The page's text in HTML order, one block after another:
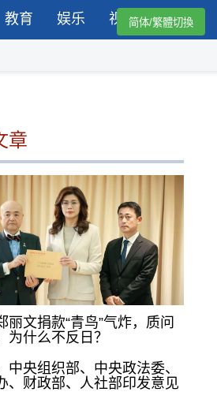
教育 娱乐 视频简体/繁體切換
章
丽文捐款“青鸟”气炸，质问
为什么不反日？
中央组织部、中央政法委、
、财政部、人社部印发意见